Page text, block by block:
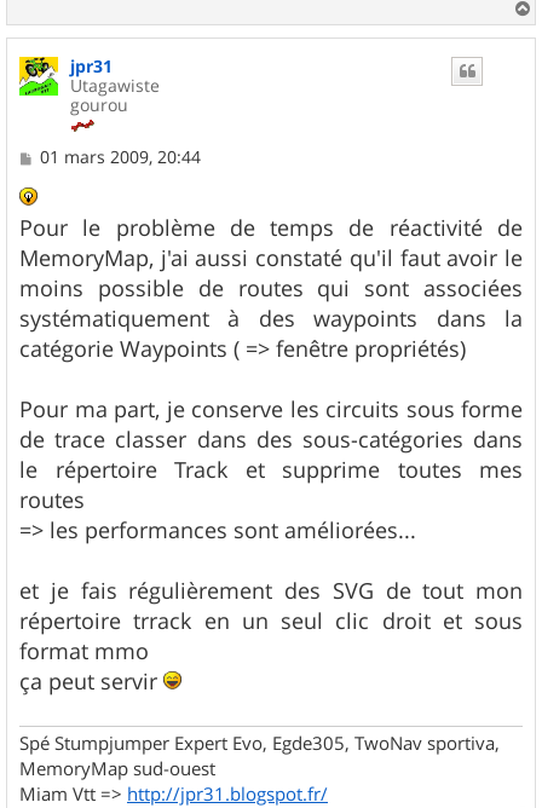
a
u
jpr31
Utagawiste
gourou
M
s
a
g
e
01 mars 2009, 20:44
Pour le problème de temps de réactivité de
MemoryMap, j'ai aussi constaté qu'il faut avoir le
moins possible de routes qui sont associées
systématiquement à des waypoints dans la
catégorie Waypoints ( => fenêtre propriétés)
Pour ma part, je conserve les circuits sous forme
de trace classer dans des sous-catégories dans
le répertoire Track et supprime toutes mes
routes
=> les performances sont améliorées...
et je fais régulièrement des SVG de tout mon
répertoire trrack en un seul clic droit et sous
format mmo
ça peut servir
Spé Stumpjumper Expert Evo, Egde305, TwoNav sportiva,
MemoryMap sud-ouest
Miam Vtt => http://jpr31.blogspot.fr/